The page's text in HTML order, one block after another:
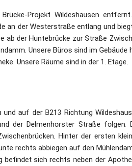
Projekt Wildeshausen
an der Westerstraße entlang und
ab der Huntebrücke zur Straße
Unsere Büros sind im Gebäude
Unsere Räume sind in der 1. Etage.
auf der B213 Richtung
der Delmenhorster Straße folgen.
Hinter der ersten
rechts abbiegen auf den
befindet sich rechts neben der